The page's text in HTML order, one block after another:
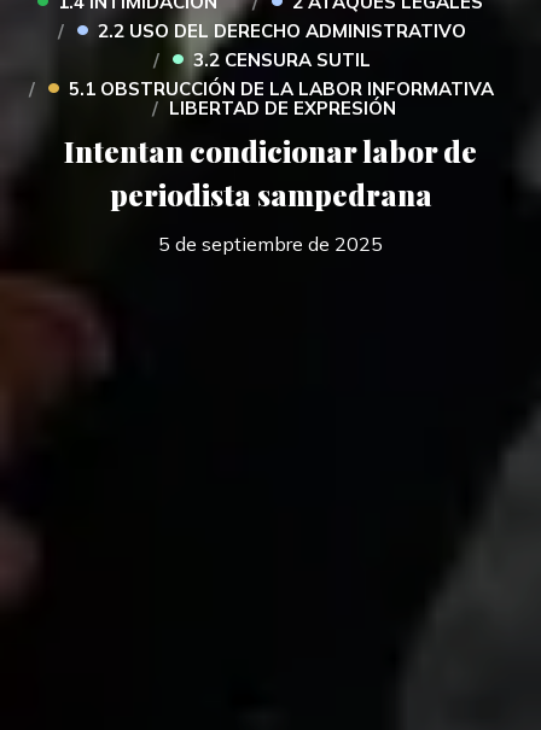
• 2.2 USO DEL DERECHO ADMINISTRATIVO
• 3.2 CENSURA SUTIL
• 5.1 OBSTRUCCIÓN DE LA LABOR INFORMATIVA
LIBERTAD DE EXPRESIÓN
Intentan condicionar labor de
periodista sampedrana
5 de septiembre de 2025